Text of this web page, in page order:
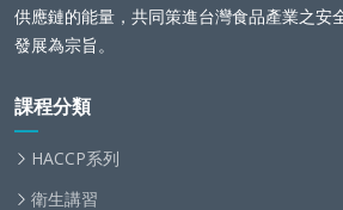
供應鏈的能量，共同策進台灣食品產業之安
發展為宗旨。
課程分類
HACCP系列
衛生講習